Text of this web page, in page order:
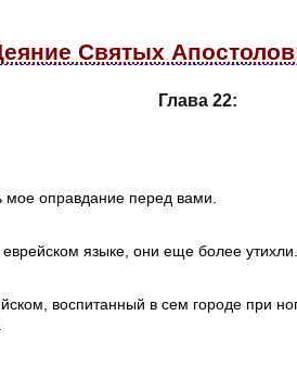
Святых
Глава 22:
оправдание перед вами.
языке, они еще более
воспитанный в сем городе при